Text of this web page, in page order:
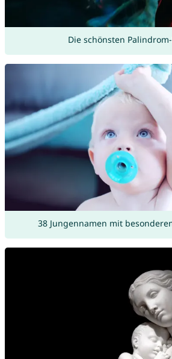
Die schönsten
38 Jungennamen mit